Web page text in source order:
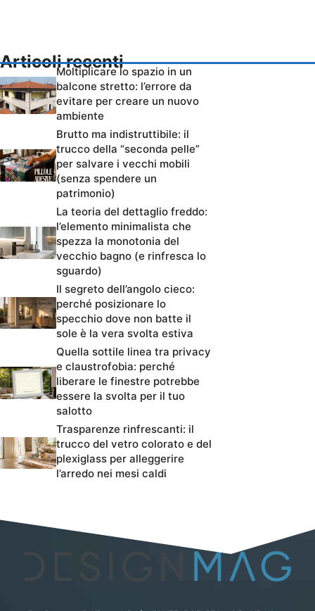
Articoli recenti
Moltiplicare lo spazio in un
balcone stretto: l’errore da
evitare per creare un nuovo
ambiente
Brutto ma indistruttibile: il
trucco della “seconda pelle”
per salvare i vecchi mobili
(senza spendere un
patrimonio)
La teoria del dettaglio freddo:
l’elemento minimalista che
spezza la monotonia del
vecchio bagno (e rinfresca lo
sguardo)
Il segreto dell’angolo cieco:
perché posizionare lo
specchio dove non batte il
sole è la vera svolta estiva
Quella sottile linea tra privacy
e claustrofobia: perché
liberare le finestre potrebbe
essere la svolta per il tuo
salotto
Trasparenze rinfrescanti: il
trucco del vetro colorato e del
plexiglass per alleggerire
l’arredo nei mesi caldi